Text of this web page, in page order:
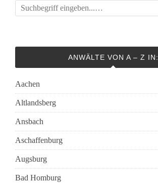
ANWÄLTE VON A – Z IN:
Aachen
Altlandsberg
Ansbach
Aschaffenburg
Augsburg
Bad Homburg